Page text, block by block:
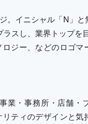
。イニシャル「N」と
スし、業界トップを
ジー、などのロゴマ
業・事務所・店舗・
ティのデザインと気